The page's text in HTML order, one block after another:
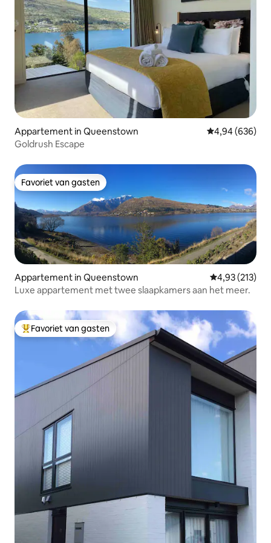
Appartement in Queenstown Gemiddelde
4,94 (636)
Goldrush Escape
Favoriet van gasten
Favoriet van gasten
Appartement in Queenstown Gemiddelde
4,93 (213)
Luxe appartement met twee slaapkamers aan het meer.
Topfavoriet van gasten
Favoriet van gasten